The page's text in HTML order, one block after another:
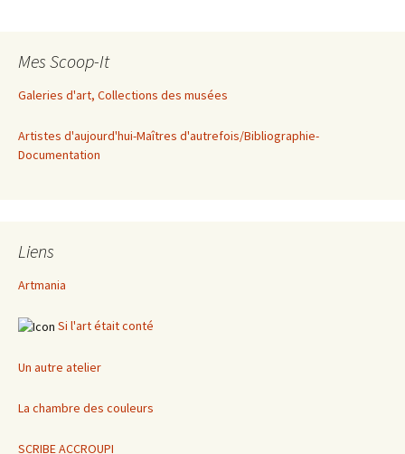
Mes Scoop-It
Galeries d'art, Collections des musées
Artistes d'aujourd'hui-Maîtres d'autrefois/Bibliographie-
Documentation
Liens
Artmania
Si l'art était conté
Un autre atelier
La chambre des couleurs
SCRIBE ACCROUPI